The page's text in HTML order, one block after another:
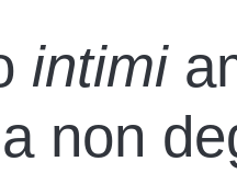
intimi
non